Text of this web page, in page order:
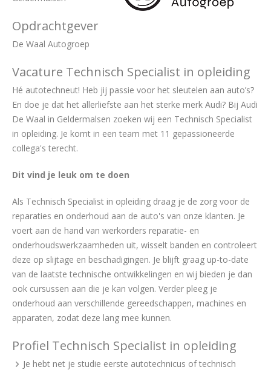
Opdrachtgever
De Waal Autogroep
Vacature Technisch Specialist in opleiding
Hé autotechneut! Heb jij passie voor het sleutelen aan auto’s?
En doe je dat het allerliefste aan het sterke merk Audi? Bij Audi
De Waal in Geldermalsen zoeken wij een Technisch Specialist
in opleiding. Je komt in een team met 11 gepassioneerde
collega's terecht.
Dit vind je leuk om te doen
Als Technisch Specialist in opleiding draag je de zorg voor de
reparaties en onderhoud aan de auto's van onze klanten. Je
voert aan de hand van werkorders reparatie- en
onderhoudswerkzaamheden uit, wisselt banden en controleert
deze op slijtage en beschadigingen. Je blijft graag up-to-date
van de laatste technische ontwikkelingen en wij bieden je dan
ook cursussen aan die je kan volgen. Verder pleeg je
onderhoud aan verschillende gereedschappen, machines en
apparaten, zodat deze lang mee kunnen.
Profiel Technisch Specialist in opleiding
Je hebt net je studie eerste autotechnicus of technisch